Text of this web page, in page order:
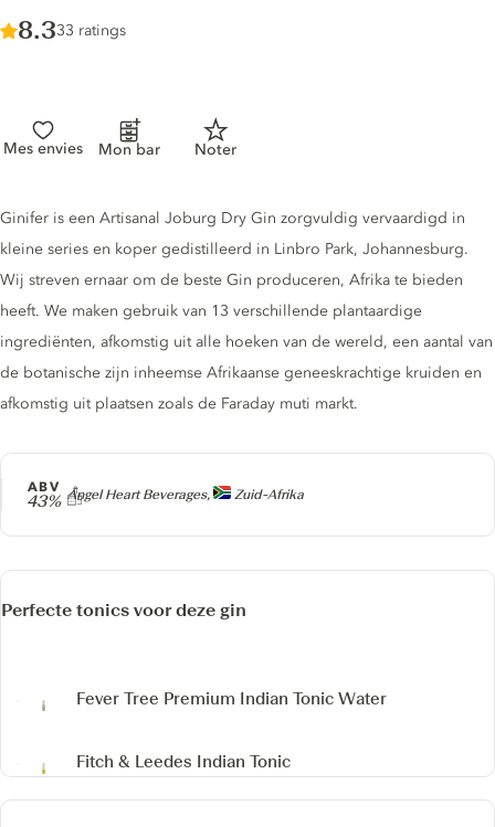
Score :
8.3/ 10
33 ratings
Mes envies Mon bar Noter
Producer
Angel Heart Beverages, Zuid-Afrika
ABV
43%
Gin description
Ginifer is een Artisanal Joburg Dry Gin zorgvuldig vervaardigd in
kleine series en koper gedistilleerd in Linbro Park, Johannesburg.
Wij streven ernaar om de beste Gin produceren, Afrika te bieden
heeft. We maken gebruik van 13 verschillende plantaardige
ingrediënten, afkomstig uit alle hoeken van de wereld, een aantal van
de botanische zijn inheemse Afrikaanse geneeskrachtige kruiden en
afkomstig uit plaatsen zoals de Faraday muti markt.
Perfecte tonics voor deze gin
Fever Tree Premium Indian Tonic Water
Fitch & Leedes Indian Tonic